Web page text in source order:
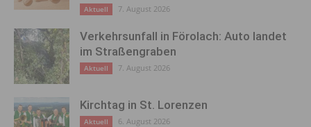
Aktuell 7. August 2026
Verkehrsunfall in Förolach: Auto landet
im Straßengraben
Aktuell 7. August 2026
Kirchtag in St. Lorenzen
Aktuell 6. August 2026